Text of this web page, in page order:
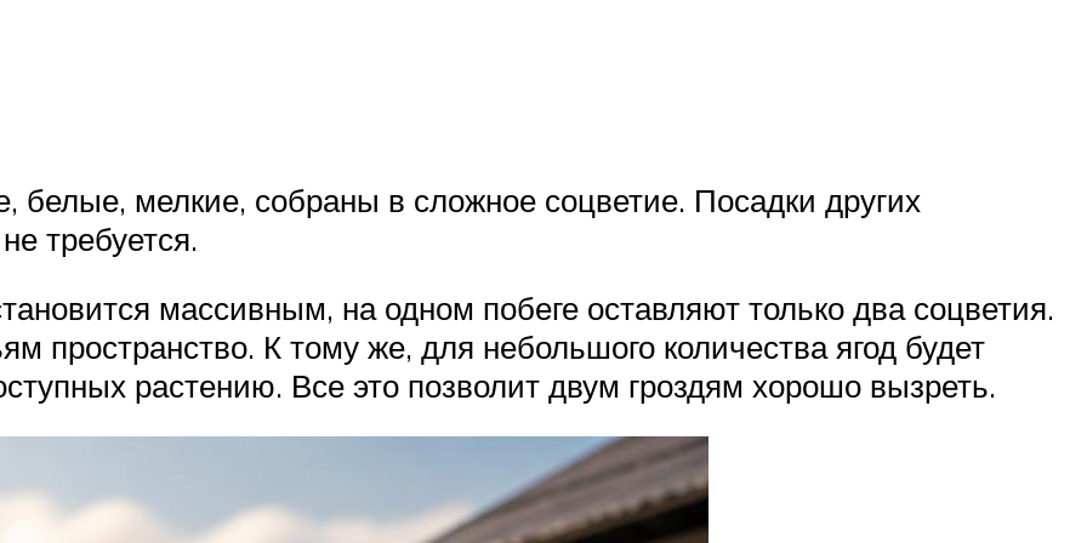
белые, мелкие, собраны в сложное соцветие. Посадки других
требуется.
массивным, на одном побеге оставляют только два соцветия.
пространство. К тому же, для небольшого количества ягод будет
растению. Все это позволит двум гроздям хорошо вызреть.